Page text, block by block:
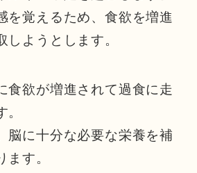
を覚えるため、食欲を増進
しようとします。
食欲が増進されて過食に走
脳に十分な必要な栄養を補
ます。